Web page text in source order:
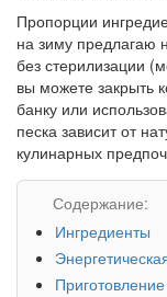
Пропорции
на зиму предлагаю
без стерилизации
вы можете закрыть
банку или
песка зависит от
кулинарных
Содержание:
Ингредиенты